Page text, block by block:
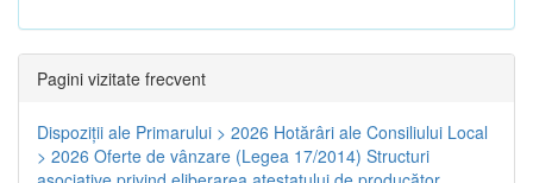
Pagini vizitate frecvent
Dispoziţii ale Primarului > 2026 Hotărâri ale Consiliului Local
> 2026 Oferte de vânzare (Legea 17/2014) Structuri